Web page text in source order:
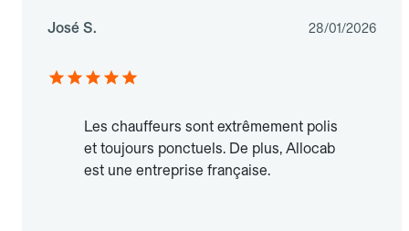
José S. 28/01/2026
Les chauffeurs sont extrêmement polis
et toujours ponctuels. De plus, Allocab
est une entreprise française.